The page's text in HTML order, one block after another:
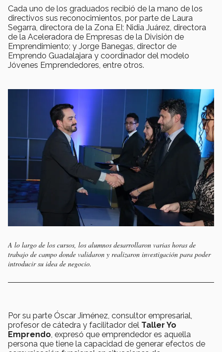
Cada uno de los graduados recibió de la mano de los
directivos sus reconocimientos, por parte de Laura
Segarra, directora de la Zona EI; Nidia Juárez, directora
de la Aceleradora de Empresas de la División de
Emprendimiento; y Jorge Banegas, director de
Emprendo Guadalajara y coordinador del modelo
Jóvenes Emprendedores, entre otros.
A lo largo de los cursos, los alumnos desarrollaron varias horas de
trabajo de campo donde validaron y realizaron investigación para poder
introducir su idea de negocio.
Por su parte Óscar Jiménez, consultor empresarial,
profesor de cátedra y facilitador del Taller Yo
Emprendo, expresó que emprendedor es aquella
persona que tiene la capacidad de generar efectos de